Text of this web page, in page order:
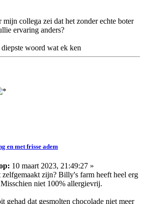
mijn collega zei dat het zonder echte boter
ervaring anders?
woord wat ek ken
en met frisse adem
10 maart 2023, 21:49:27 »
zijn? Billy's farm heeft heel erg
niet 100% allergievrij.
gehad dat gesmolten chocolade niet meer